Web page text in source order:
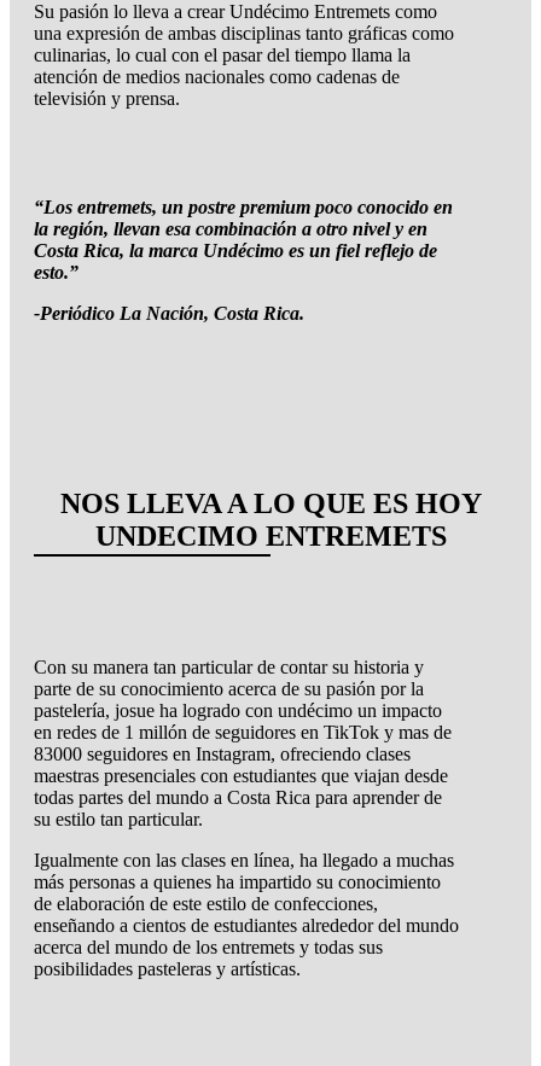
Su pasión lo lleva a crear Undécimo Entremets como
una expresión de ambas disciplinas tanto gráficas como
culinarias, lo cual con el pasar del tiempo llama la
atención de medios nacionales como cadenas de
televisión y prensa.
“Los entremets, un postre premium poco conocido en
la región, llevan esa combinación a otro nivel y en
Costa Rica, la marca Undécimo es un fiel reflejo de
esto.”
-Periódico La Nación, Costa Rica.
NOS LLEVA A LO QUE ES HOY
UNDECIMO ENTREMETS
Con su manera tan particular de contar su historia y
parte de su conocimiento acerca de su pasión por la
pastelería, josue ha logrado con undécimo un impacto
en redes de 1 millón de seguidores en TikTok y mas de
83000 seguidores en Instagram, ofreciendo clases
maestras presenciales con estudiantes que viajan desde
todas partes del mundo a Costa Rica para aprender de
su estilo tan particular.
Igualmente con las clases en línea, ha llegado a muchas
más personas a quienes ha impartido su conocimiento
de elaboración de este estilo de confecciones,
enseñando a cientos de estudiantes alrededor del mundo
acerca del mundo de los entremets y todas sus
posibilidades pasteleras y artísticas.